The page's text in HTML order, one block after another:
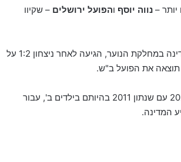
– נווה יוסף והפועל ירושלים – שקיוו
נווה יוסף, שמזוהה לאורך השנים עם קמפיינים מוצלחים בגביע המדינה במחלקת הנוער, הגיעה לאחר ניצחון 1:2 על
תוצאה את הפועל ב"ש.
בעוד נווה יוסף כבר הגיעה בעבר לגמר גביע המדינה בעונת 2023/24 עם שנתון 2011 בהיותם בילדים ב', עבור
המדינה.